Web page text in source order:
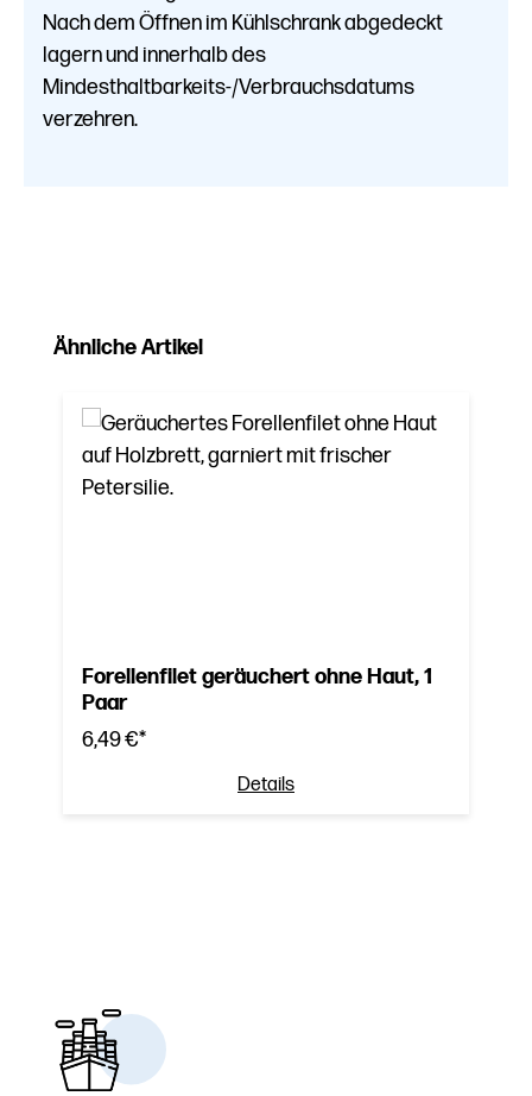
Nach dem Öffnen im Kühlschrank abgedeckt
lagern und innerhalb des
Mindesthaltbarkeits-/Verbrauchsdatums
verzehren.
Produktgalerie überspringen
Ähnliche Artikel
Forellenfilet geräuchert ohne Haut, 1
Paar
6,49 €*
Details